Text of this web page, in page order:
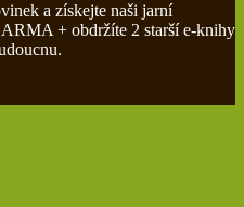
a získejte naši jarní
+ obdržíte 2 starší e-knihy